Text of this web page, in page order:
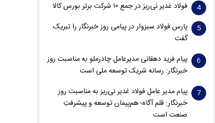
فولاد غدیر نی‌ریز در جمع ۱۰ شرکت برتر بورس کالا
پارس فولاد سبزوار در پیامی روز خبرنگار را تبریک
گفت
پیام فرید دهقانی مدیرعامل چادرملو به مناسبت روز
خبرنگار: رسانه شریک توسعه ملی است
پیام مدیر عامل فولاد غدیر نی‌ریز به مناسبت روز
خبرنگار: قلم آگاه؛ هم‌پیمان توسعه و پیشرفتِ
صنعت است